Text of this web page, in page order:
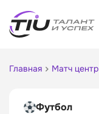
Главная Матч центр
Футбол